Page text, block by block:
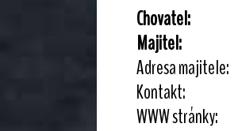
Chovatel:
Majitel:
Adresa majitele:
Kontakt:
WWW stránky: